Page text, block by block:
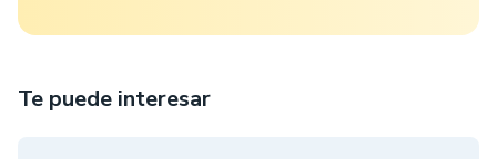
Te puede interesar